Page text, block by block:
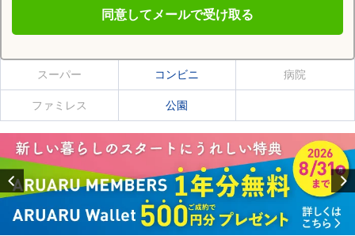
同意してメールで受け取る
磐城駅の施設一覧
スーパー コンビニ 病院
ファミレス 公園
Previous